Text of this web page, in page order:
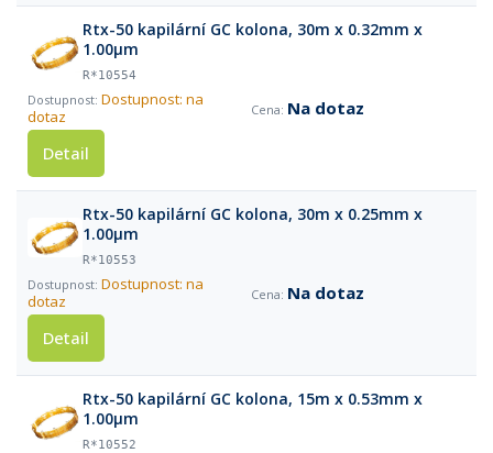
Rtx-50 kapilární GC kolona, 30m x 0.32mm x
1.00µm
R*10554
Dostupnost: na
dotaz
Na dotaz
Detail
Rtx-50 kapilární GC kolona, 30m x 0.25mm x
1.00µm
R*10553
Dostupnost: na
dotaz
Na dotaz
Detail
Rtx-50 kapilární GC kolona, 15m x 0.53mm x
1.00µm
R*10552